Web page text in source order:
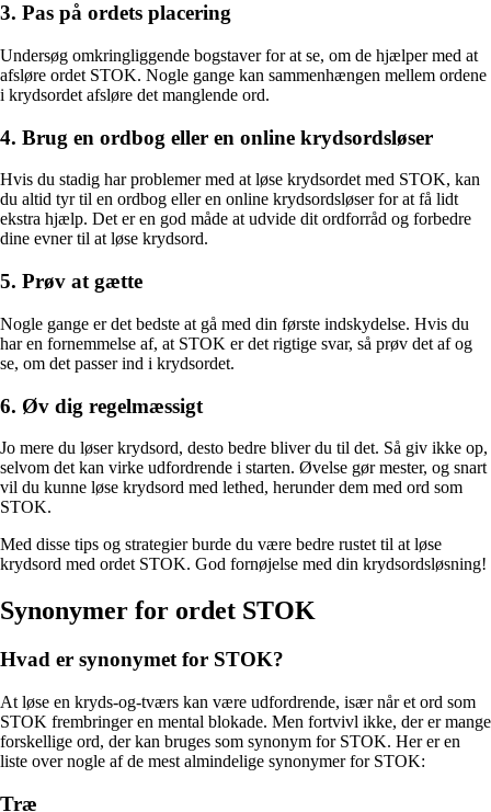
3. Pas på ordets placering
Undersøg omkringliggende bogstaver for at se, om de hjælper med at
afsløre ordet STOK. Nogle gange kan sammenhængen mellem ordene
i krydsordet afsløre det manglende ord.
4. Brug en ordbog eller en online krydsordsløser
Hvis du stadig har problemer med at løse krydsordet med STOK, kan
du altid tyr til en ordbog eller en online krydsordsløser for at få lidt
ekstra hjælp. Det er en god måde at udvide dit ordforråd og forbedre
dine evner til at løse krydsord.
5. Prøv at gætte
Nogle gange er det bedste at gå med din første indskydelse. Hvis du
har en fornemmelse af, at STOK er det rigtige svar, så prøv det af og
se, om det passer ind i krydsordet.
6. Øv dig regelmæssigt
Jo mere du løser krydsord, desto bedre bliver du til det. Så giv ikke op,
selvom det kan virke udfordrende i starten. Øvelse gør mester, og snart
vil du kunne løse krydsord med lethed, herunder dem med ord som
STOK.
Med disse tips og strategier burde du være bedre rustet til at løse
krydsord med ordet STOK. God fornøjelse med din krydsordsløsning!
Synonymer for ordet STOK
Hvad er synonymet for STOK?
At løse en kryds-og-tværs kan være udfordrende, især når et ord som
STOK frembringer en mental blokade. Men fortvivl ikke, der er mange
forskellige ord, der kan bruges som synonym for STOK. Her er en
liste over nogle af de mest almindelige synonymer for STOK:
Træ